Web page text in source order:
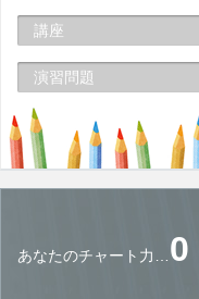
講座
演習問題
あなたのチャート力…0